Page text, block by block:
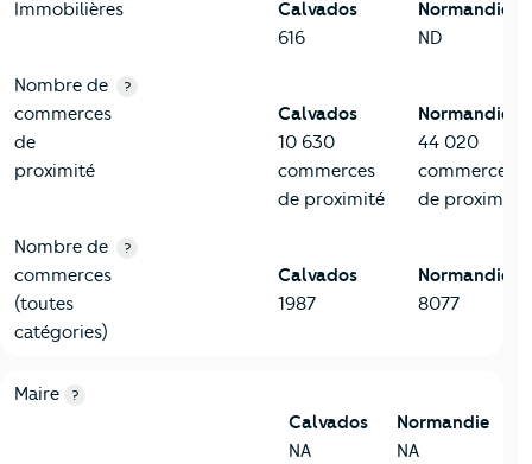
Immobilières
Calvados
616
Normandie
ND
Nombre de
commerces
de
proximité
?
Calvados
10 630
commerces
de proximité
Normandie
44 020
commerces
de proximité
Nombre de
commerces
(toutes
catégories)
?
Calvados
1987
Normandie
8077
6-Politique
Critères
Maire ?
Calvados
NA
Normandie
NA